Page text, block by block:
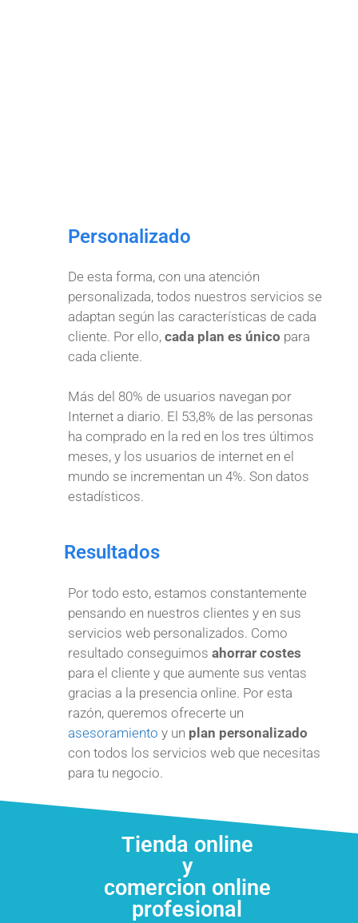
Personalizado
De esta forma, con una atención
personalizada, todos nuestros servicios se
adaptan según las características de cada
cliente. Por ello, cada plan es único para
cada cliente.
Más del 80% de usuarios navegan por
Internet a diario. El 53,8% de las personas
ha comprado en la red en los tres últimos
meses, y los usuarios de internet en el
mundo se incrementan un 4%. Son datos
estadísticos.
Resultados
Por todo esto, estamos constantemente
pensando en nuestros clientes y en sus
servicios web personalizados. Como
resultado conseguimos ahorrar costes
para el cliente y que aumente sus ventas
gracias a la presencia online. Por esta
razón, queremos ofrecerte un
asesoramiento y un plan personalizado
con todos los servicios web que necesitas
para tu negocio.
Tienda online
y
comercion online
profesional